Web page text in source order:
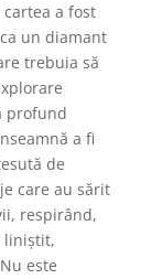
a fost
un diamant
trebuia să
profund
a fi
de
care au sărit
respirând,
liniștit,
este